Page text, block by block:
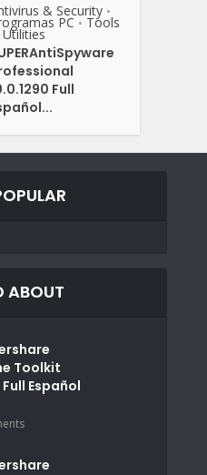
& Security •
PC • Tools
Full
ABOUT
Toolkit
Full Español